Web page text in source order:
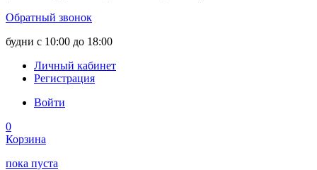
Обратный звонок
будни с 10:00 до 18:00
Личный кабинет
Регистрация
Войти
0
Корзина
пока пуста